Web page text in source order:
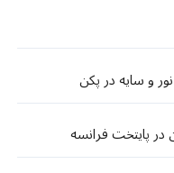
و سایه در پکن
در پایتخت فرانسه